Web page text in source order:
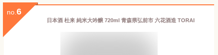
no. 6
日本酒 杜来 純米大吟醸 720ml 青森県弘前市 六花酒造 TORAI